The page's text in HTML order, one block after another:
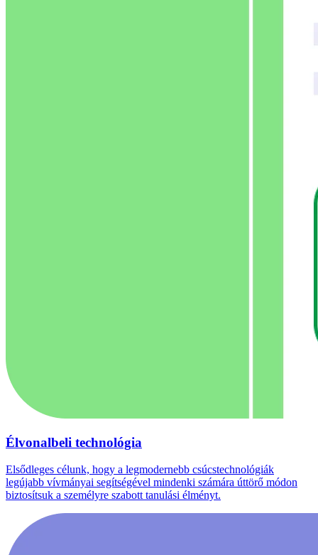
Élvonalbeli technológia
Elsődleges célunk, hogy a legmodernebb csúcstechnológiák
legújabb vívmányai segítségével mindenki számára úttörő módon
biztosítsuk a személyre szabott tanulási élményt.